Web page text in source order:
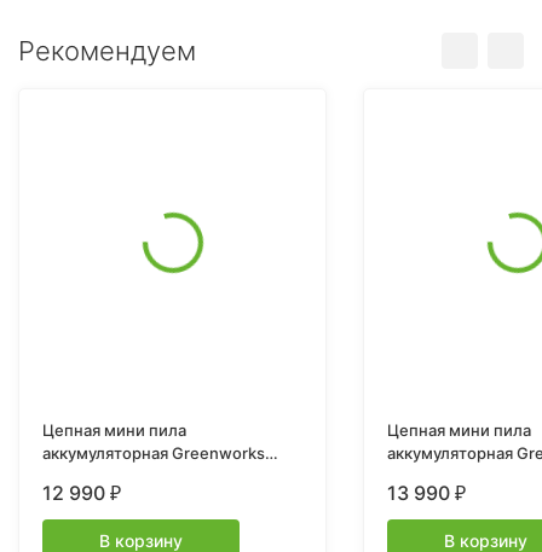
Рекомендуем
Цепная мини пила
аккумуляторная Greenworks
ЗУ
12 990 ₽
В корзину
Цепная мини пила
аккумуляторная
бесщеточная, с
смазкой цепи, без
13 990 ₽
В корзину